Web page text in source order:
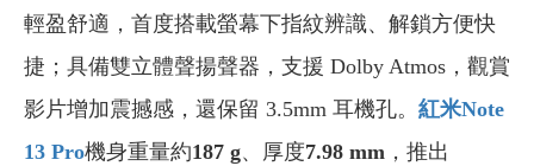
輕盈舒適，首度搭載螢幕下指紋辨識、解鎖方便快
捷；具備雙立體聲揚聲器，支援 Dolby Atmos，觀賞
影片增加震撼感，還保留 3.5mm 耳機孔。 紅米Note
13 Pro機身重量約187 g、厚度7.98 mm ，推出